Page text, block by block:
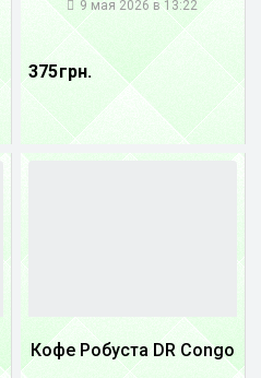
9 мая 2026 в 13:22
375 грн.
Кофе Робуста DR Congo